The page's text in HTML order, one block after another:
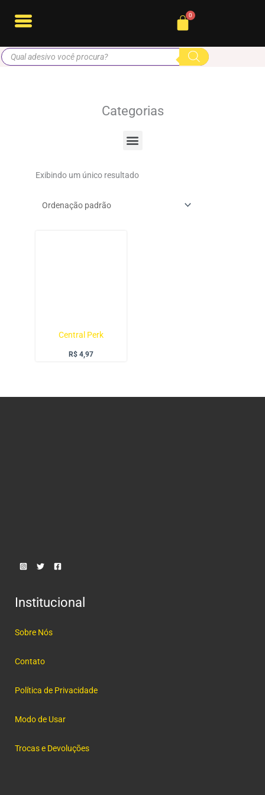
para
conteúdo
Cart
Pesquisar
produtos
Categorias
Menu
Exibindo um único resultado
Central Perk
R$ 4,97
Institucional
Sobre Nós
Contato
Política de Privacidade
Modo de Usar
Trocas e Devoluções